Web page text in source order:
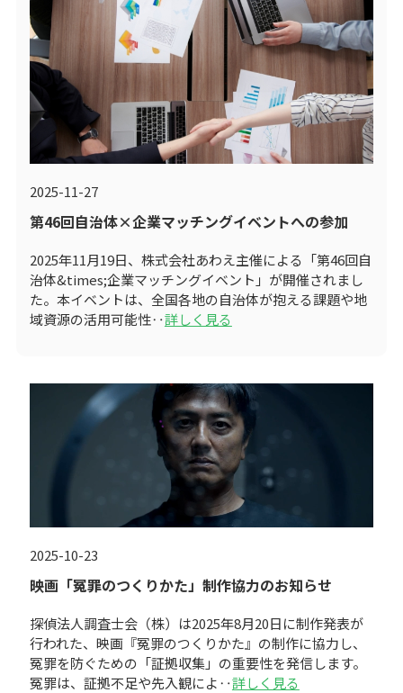
2025-11-27
第46回自治体×企業マッチングイベントへの参加
2025年11月19日、株式会社あわえ主催による「第46回自
治体&times;企業マッチングイベント」が開催されまし
た。本イベントは、全国各地の自治体が抱える課題や地
域資源の活用可能性‥詳しく見る
2025-10-23
映画「冤罪のつくりかた」制作協力のお知らせ
探偵法人調査士会（株）は2025年8月20日に制作発表が
行われた、映画『冤罪のつくりかた』の制作に協力し、
冤罪を防ぐための「証拠収集」の重要性を発信します。
冤罪は、証拠不足や先入観によ‥詳しく見る